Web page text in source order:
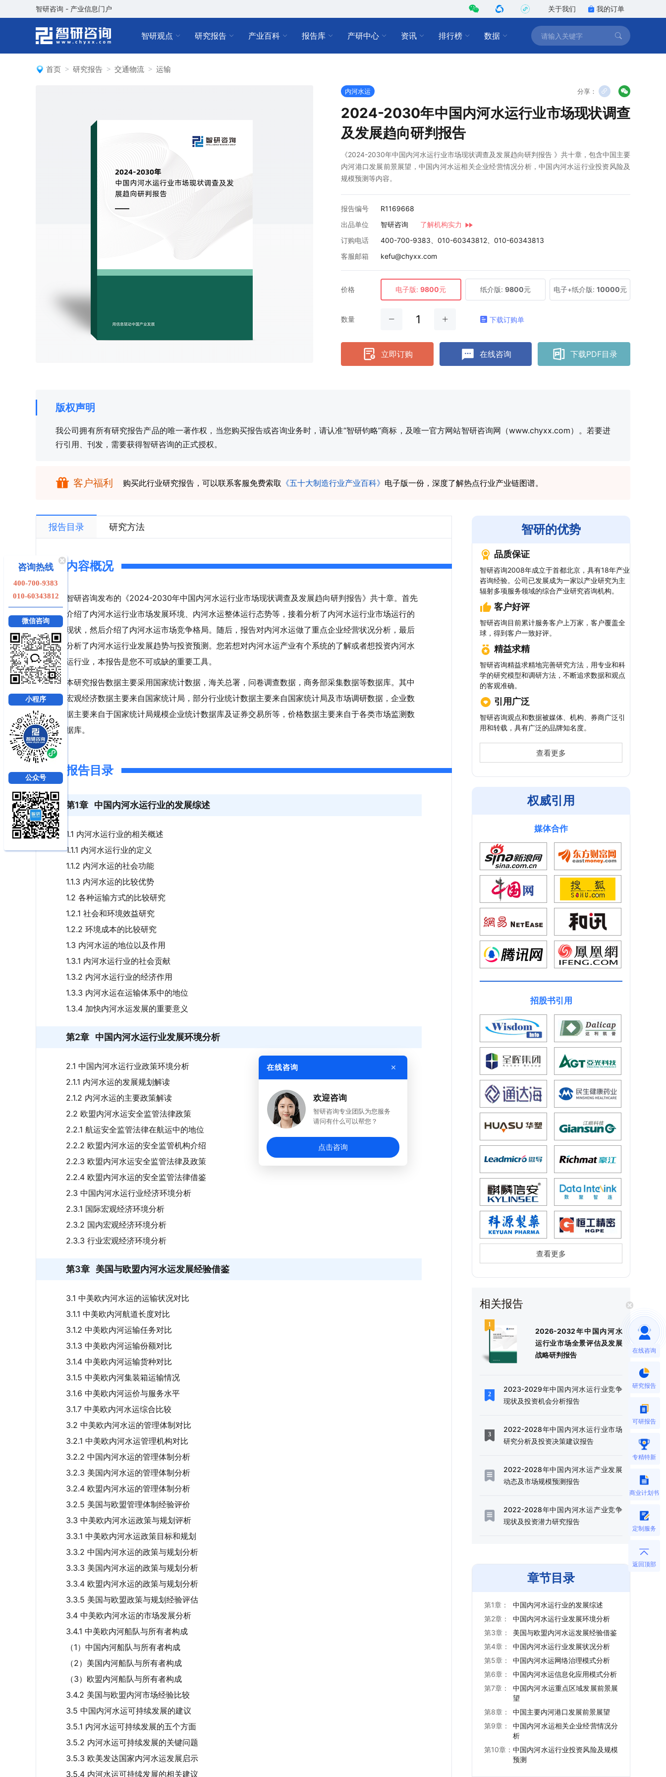
智研咨询 - 产业信息门户 关于我们 我的订单
智研观点 研究报告 产业百科 报告库 产研中心 资讯 排行榜 数据
首页 研究报告 交通物流 运输
内河水运 分享：
2024-2030年中国内河水运行业市场现状调查
及发展趋向研判报告
《2024-2030年中国内河水运行业市场现状调查及发展趋向研判报告 》共十章，包含中国主要
内河港口发展前景展望，中国内河水运相关企业经营情况分析，中国内河水运行业投资风险及
规模预测等内容。
报告编号
R1169668
出品单位
智研咨询
了解机构实力
订购电话
400-700-9383、010-60343812、010-60343813
客服邮箱
kefu@chyxx.com
价格 电子版: 9800元 纸介版: 9800元 电子+纸介版: 10000元
数量 下载订购单
立即订购 在线咨询 下载PDF目录
版权声明
我公司拥有所有研究报告产品的唯一著作权，当您购买报告或咨询业务时，请认准“智研钧略”商标，及唯一官方网站智研咨询网（www.chyxx.com）。若要进
行引用、刊发，需要获得智研咨询的正式授权。
客户福利 购买此行业研究报告，可以联系客服免费索取 《五十大制造行业产业百科》 电子版一份，深度了解热点行业产业链图谱。
报告目录 研究方法
内容概况
智研咨询发布的《2024-2030年中国内河水运行业市场现状调查及发展趋向研判报告》共十章。首先
介绍了内河水运行业市场发展环境、内河水运整体运行态势等，接着分析了内河水运行业市场运行的
现状，然后介绍了内河水运市场竞争格局。随后，报告对内河水运做了重点企业经营状况分析，最后
分析了内河水运行业发展趋势与投资预测。您若想对内河水运产业有个系统的了解或者想投资内河水
运行业，本报告是您不可或缺的重要工具。
本研究报告数据主要采用国家统计数据，海关总署，问卷调查数据，商务部采集数据等数据库。其中
宏观经济数据主要来自国家统计局，部分行业统计数据主要来自国家统计局及市场调研数据，企业数
据主要来自于国家统计局规模企业统计数据库及证券交易所等，价格数据主要来自于各类市场监测数
据库。
报告目录
第1章 中国内河水运行业的发展综述
1.1 内河水运行业的相关概述
1.1.1 内河水运行业的定义
1.1.2 内河水运的社会功能
1.1.3 内河水运的比较优势
1.2 各种运输方式的比较研究
1.2.1 社会和环境效益研究
1.2.2 环境成本的比较研究
1.3 内河水运的地位以及作用
1.3.1 内河水运行业的社会贡献
1.3.2 内河水运行业的经济作用
1.3.3 内河水运在运输体系中的地位
1.3.4 加快内河水运发展的重要意义
第2章 中国内河水运行业发展环境分析
2.1 中国内河水运行业政策环境分析
2.1.1 内河水运的发展规划解读
2.1.2 内河水运的主要政策解读
2.2 欧盟内河水运安全监管法律政策
2.2.1 航运安全监管法律在航运中的地位
2.2.2 欧盟内河水运的安全监管机构介绍
2.2.3 欧盟内河水运安全监管法律及政策
2.2.4 欧盟内河水运的安全监管法律借鉴
2.3 中国内河水运行业经济环境分析
2.3.1 国际宏观经济环境分析
2.3.2 国内宏观经济环境分析
2.3.3 行业宏观经济环境分析
第3章 美国与欧盟内河水运发展经验借鉴
3.1 中美欧内河水运的运输状况对比
3.1.1 中美欧内河航道长度对比
3.1.2 中美欧内河运输任务对比
3.1.3 中美欧内河运输份额对比
3.1.4 中美欧内河运输货种对比
3.1.5 中美欧内河集装箱运输情况
3.1.6 中美欧内河运价与服务水平
3.1.7 中美欧内河水运综合比较
3.2 中美欧内河水运的管理体制对比
3.2.1 中美欧内河水运管理机构对比
3.2.2 中国内河水运的管理体制分析
3.2.3 美国内河水运的管理体制分析
3.2.4 欧盟内河水运的管理体制分析
3.2.5 美国与欧盟管理体制经验评价
3.3 中美欧内河水运政策与规划评析
3.3.1 中美欧内河水运政策目标和规划
3.3.2 中国内河水运的政策与规划分析
3.3.3 美国内河水运的政策与规划分析
3.3.4 欧盟内河水运的政策与规划分析
3.3.5 美国与欧盟政策与规划经验评估
3.4 中美欧内河水运的市场发展分析
3.4.1 中美欧内河船队与所有者构成
（1）中国内河船队与所有者构成
（2）美国内河船队与所有者构成
（3）欧盟内河船队与所有者构成
3.4.2 美国与欧盟内河市场经验比较
3.5 中国内河水运可持续发展的建议
3.5.1 内河水运可持续发展的五个方面
3.5.2 内河水运可持续发展的关键问题
3.5.3 欧美发达国家内河水运发展启示
3.5.4 内河水运可持续发展的相关建议
智研的优势
品质保证
智研咨询2008年成立于首都北京，具有18年产业
咨询经验。公司已发展成为一家以产业研究为主
辐射多项服务领域的综合产业研究咨询机构。
客户好评
智研咨询目前累计服务客户上万家，客户覆盖全
球，得到客户一致好评。
精益求精
智研咨询精益求精地完善研究方法，用专业和科
学的研究模型和调研方法，不断追求数据和观点
的客观准确。
引用广泛
智研咨询观点和数据被媒体、机构、券商广泛引
用和转载，具有广泛的品牌知名度。
查看更多
权威引用
媒体合作
招股书引用
查看更多
相关报告
2026-2032年中国内河水
运行业市场全景评估及发展
战略研判报告
2023-2029年中国内河水运行业竞争
现状及投资机会分析报告
2022-2028年中国内河水运行业市场
研究分析及投资决策建议报告
2022-2028年中国内河水运产业发展
动态及市场规模预测报告
2022-2028年中国内河水运产业竞争
现状及投资潜力研究报告
章节目录
第1章：
中国内河水运行业的发展综述
第2章：
中国内河水运行业发展环境分析
第3章：
美国与欧盟内河水运发展经验借鉴
第4章：
中国内河水运行业发展状况分析
第5章：
中国内河水运网络治理模式分析
第6章：
中国内河水运信息化应用模式分析
第7章：
中国内河水运重点区域发展前景展
望
第8章：
中国主要内河港口发展前景展望
第9章：
中国内河水运相关企业经营情况分
析
第10章： 中国内河水运行业投资风险及规模
预测
在线咨询
研究报告
可研报告
专精特新
商业计划书
定制服务
返回顶部
在线咨询 ×
欢迎咨询
智研咨询专业团队为您服务
请问有什么可以帮您？
点击咨询
咨询热线
400-700-9383
010-60343812
微信咨询
小程序
公众号